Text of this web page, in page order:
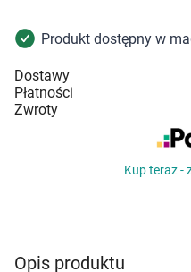
Zabawki
Sprzęt medyczny
Grupy produktowe
Produkt dostępny w
Dostawy
Płatności
Zwroty
Kup teraz -
Opis produktu